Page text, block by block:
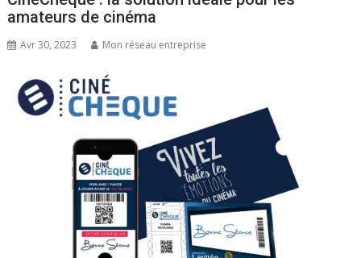
amateurs de cinéma
Avr 30, 2023 Mon réseau entreprise